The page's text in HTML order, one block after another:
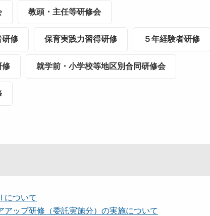
教頭・主任等研修会
研修 保育実践力習得研修 ５年経験者研修
修 就学前・小学校等地区別合同研修会
について
ップ研修（委託実施分）の実施について